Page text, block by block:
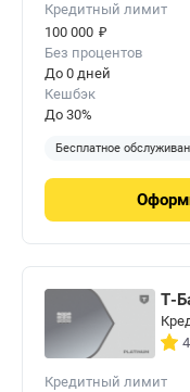
Кредитный лимит
100 000 ₽
Без процентов
До 0 дней
Кешбэк
До 30%
Бесплатное
Т-
Кредитный лимит